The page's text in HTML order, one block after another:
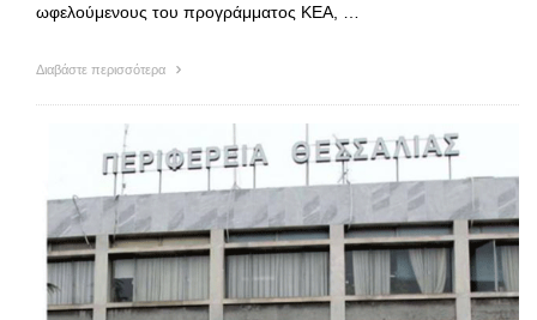
ωφελούμενους του προγράμματος ΚΕΑ, …
Διαβάστε περισσότερα